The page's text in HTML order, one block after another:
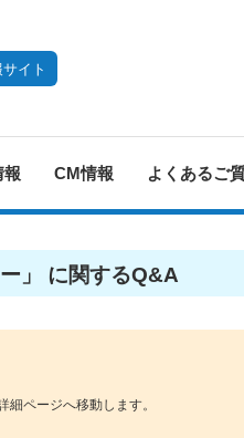
イト
報 CM情報 よくあるご
」 に関するQ&A
ページへ移動します。